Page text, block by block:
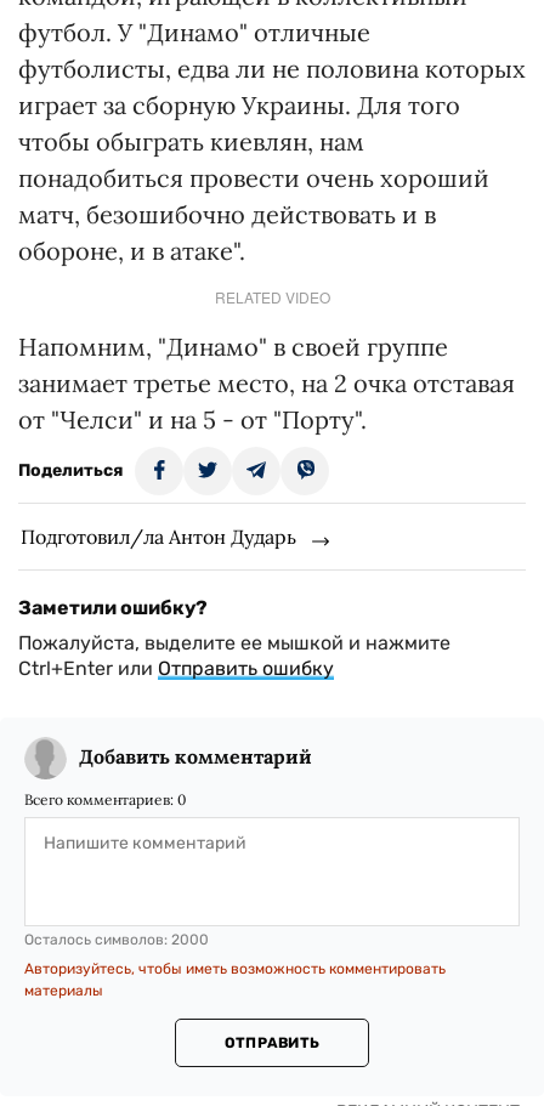
футбол. У "Динамо" отличные
футболисты, едва ли не половина которых
играет за сборную Украины. Для того
чтобы обыграть киевлян, нам
понадобиться провести очень хороший
матч, безошибочно действовать и в
обороне, и в атаке".
RELATED VIDEO
Напомним, "Динамо" в своей группе
занимает третье место, на 2 очка отставая
от "Челси" и на 5 - от "Порту".
Поделиться
Подготовил/ла Антон Дударь
Заметили ошибку?
Пожалуйста, выделите ее мышкой и нажмите
Ctrl+Enter или Отправить ошибку
Добавить комментарий
Всего комментариев: 0
Осталось символов: 2000
Авторизуйтесь, чтобы иметь возможность комментировать
материалы
ОТПРАВИТЬ